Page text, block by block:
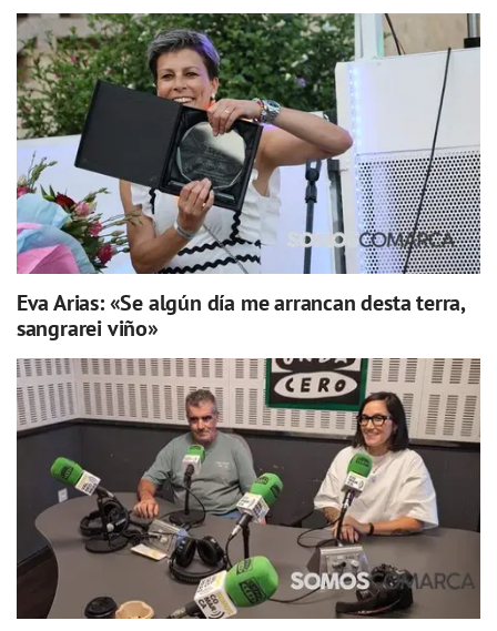
Eva Arias: «Se algún día me arrancan desta terra,
sangrarei viño»